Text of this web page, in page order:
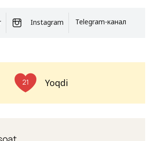
Instagram Telegram-канал
21 Yoqdi